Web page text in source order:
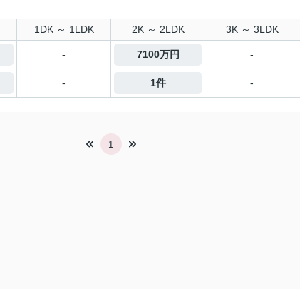
1DK ～ 1LDK 2K ～ 2LDK 3K ～ 3LDK
- 7100万円 -
- 1件 -
1